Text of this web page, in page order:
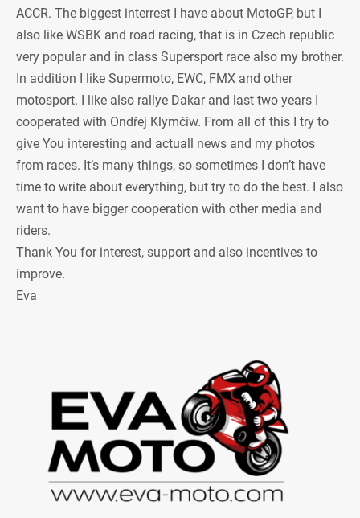
ACCR. The biggest interrest I have about MotoGP, but I
also like WSBK and road racing, that is in Czech republic
very popular and in class Supersport race also my brother.
In addition I like Supermoto, EWC, FMX and other
motosport. I like also rallye Dakar and last two years I
cooperated with Ondřej Klymčiw. From all of this I try to
give You interesting and actuall news and my photos
from races. It’s many things, so sometimes I don’t have
time to write about everything, but try to do the best. I also
want to have bigger cooperation with other media and
riders.
Thank You for interest, support and also incentives to
improve.
Eva